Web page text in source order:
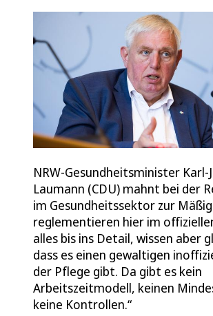
NRW-Gesundheitsminister Karl-
Laumann (CDU) mahnt bei der
im Gesundheitssektor zur
reglementieren hier im
alles bis ins Detail, wissen aber
dass es einen gewaltigen
der Pflege gibt. Da gibt es kein
Arbeitszeitmodell, keinen
keine Kontrollen.“